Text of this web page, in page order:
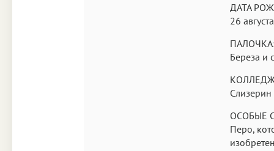
ДАТА
26 августа
Береза и
Слизерин
ОСОБЫЕ
Перо,